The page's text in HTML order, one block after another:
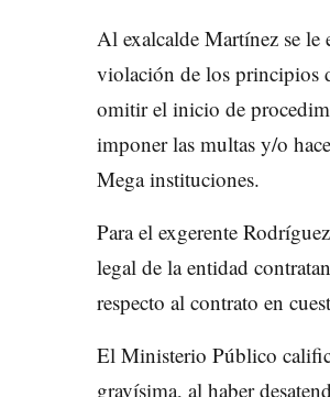
Al exalcalde Martínez se
violación de los principios
omitir el inicio de
imponer las multas y/o
Mega instituciones.
Para el exgerente
legal de la entidad
respecto al contrato en
El Ministerio Público
gravísima, al haber